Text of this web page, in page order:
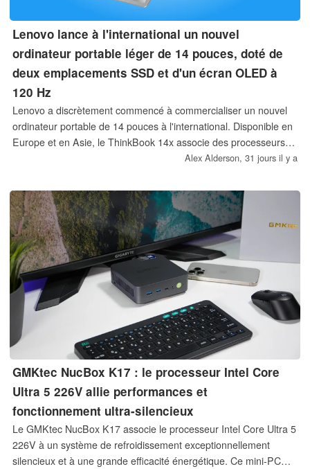
Lenovo lance à l'international un nouvel
ordinateur portable léger de 14 pouces, doté de
deux emplacements SSD et d'un écran OLED à
120 Hz
Lenovo a discrètement commencé à commercialiser un nouvel
ordinateur portable de 14 pouces à l'international. Disponible en
Europe et en Asie, le ThinkBook 14x associe des processeurs
Intel Lunar Lake à un écran OLED à taux de rafraîchissement
tout dans un boîtier pesant moins d'un kilo.
Alex Alderson, 31 jours il y a
GMKtec NucBox K17 : le processeur Intel Core
Ultra 5 226V allie performances et
fonctionnement ultra-silencieux
Le GMKtec NucBox K17 associe le processeur Intel Core Ultra 5
226V à un système de refroidissement exceptionnellement
silencieux et à une grande efficacité énergétique. Ce mini-PC